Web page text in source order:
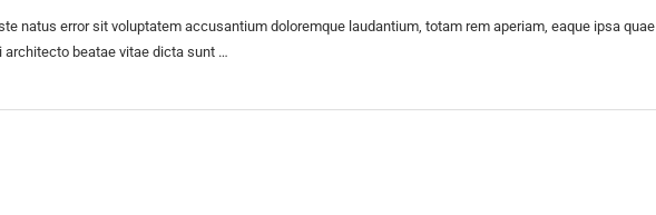
natus error sit voluptatem accusantium doloremque laudantium, totam rem aperiam, eaque ipsa quae
architecto beatae vitae dicta sunt …